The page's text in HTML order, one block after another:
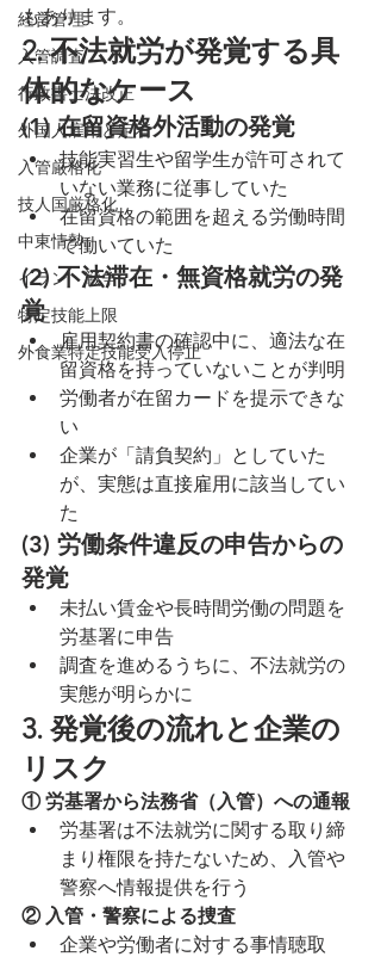
経営管理
入管調査
行政書士法改正
外国人雇用と定着
入管厳格化
技人国厳格化
中東情勢
イラン 戦争
特定技能上限
外食業特定技能受入停止
もあります。
2. 不法就労が発覚する具
体的なケース
(1) 在留資格外活動の発覚
技能実習生や留学生が許可されて
いない業務に従事していた
在留資格の範囲を超える労働時間
で働いていた
(2) 不法滞在・無資格就労の発
覚
雇用契約書の確認中に、適法な在
留資格を持っていないことが判明
労働者が在留カードを提示できな
い
企業が「請負契約」としていた
が、実態は直接雇用に該当してい
た
(3) 労働条件違反の申告からの
発覚
未払い賃金や長時間労働の問題を
労基署に申告
調査を進めるうちに、不法就労の
実態が明らかに
3. 発覚後の流れと企業の
リスク
① 労基署から法務省（入管）への通報
労基署は不法就労に関する取り締
まり権限を持たないため、入管や
警察へ情報提供を行う
② 入管・警察による捜査
企業や労働者に対する事情聴取